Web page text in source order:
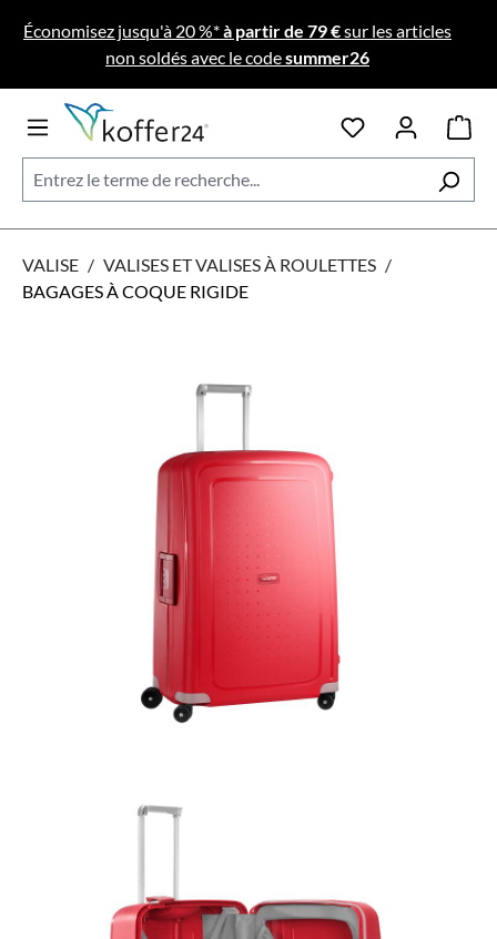
Passer au contenu principal
Économisez jusqu'à 20 %*à partir de 79 €sur les articles
non soldés avec le codesummer26
VALISE / VALISES ET VALISES À ROULETTES /
BAGAGES À COQUE RIGIDE